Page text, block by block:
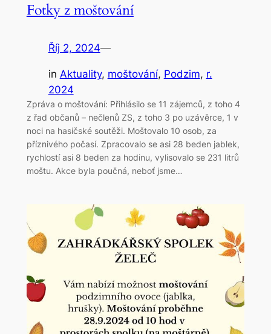
Fotky z moštování
Říj 2, 2024—
in Aktuality, moštování, Podzim, r.
2024
Zpráva o moštování: Přihlásilo se 11 zájemců, z toho 4
z řad občanů – nečlenů ZS, z toho 3 po uzávěrce, 1 v
noci na hasičské soutěži. Moštovalo 10 osob, za
příznivého počasí. Zpracovalo se asi 28 beden jablek,
rychlostí asi 8 beden za hodinu, vylisovalo se 231 litrů
moštu. Akce byla poučná, neboť jsme…